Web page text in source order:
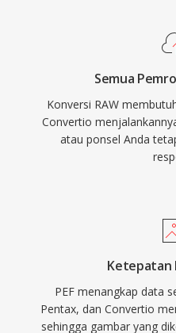
Semua
Konversi RAW
Convertio
atau ponsel Anda
Ketepatan
PEF menangkap data
Pentax, dan Convertio
sehingga gambar yang